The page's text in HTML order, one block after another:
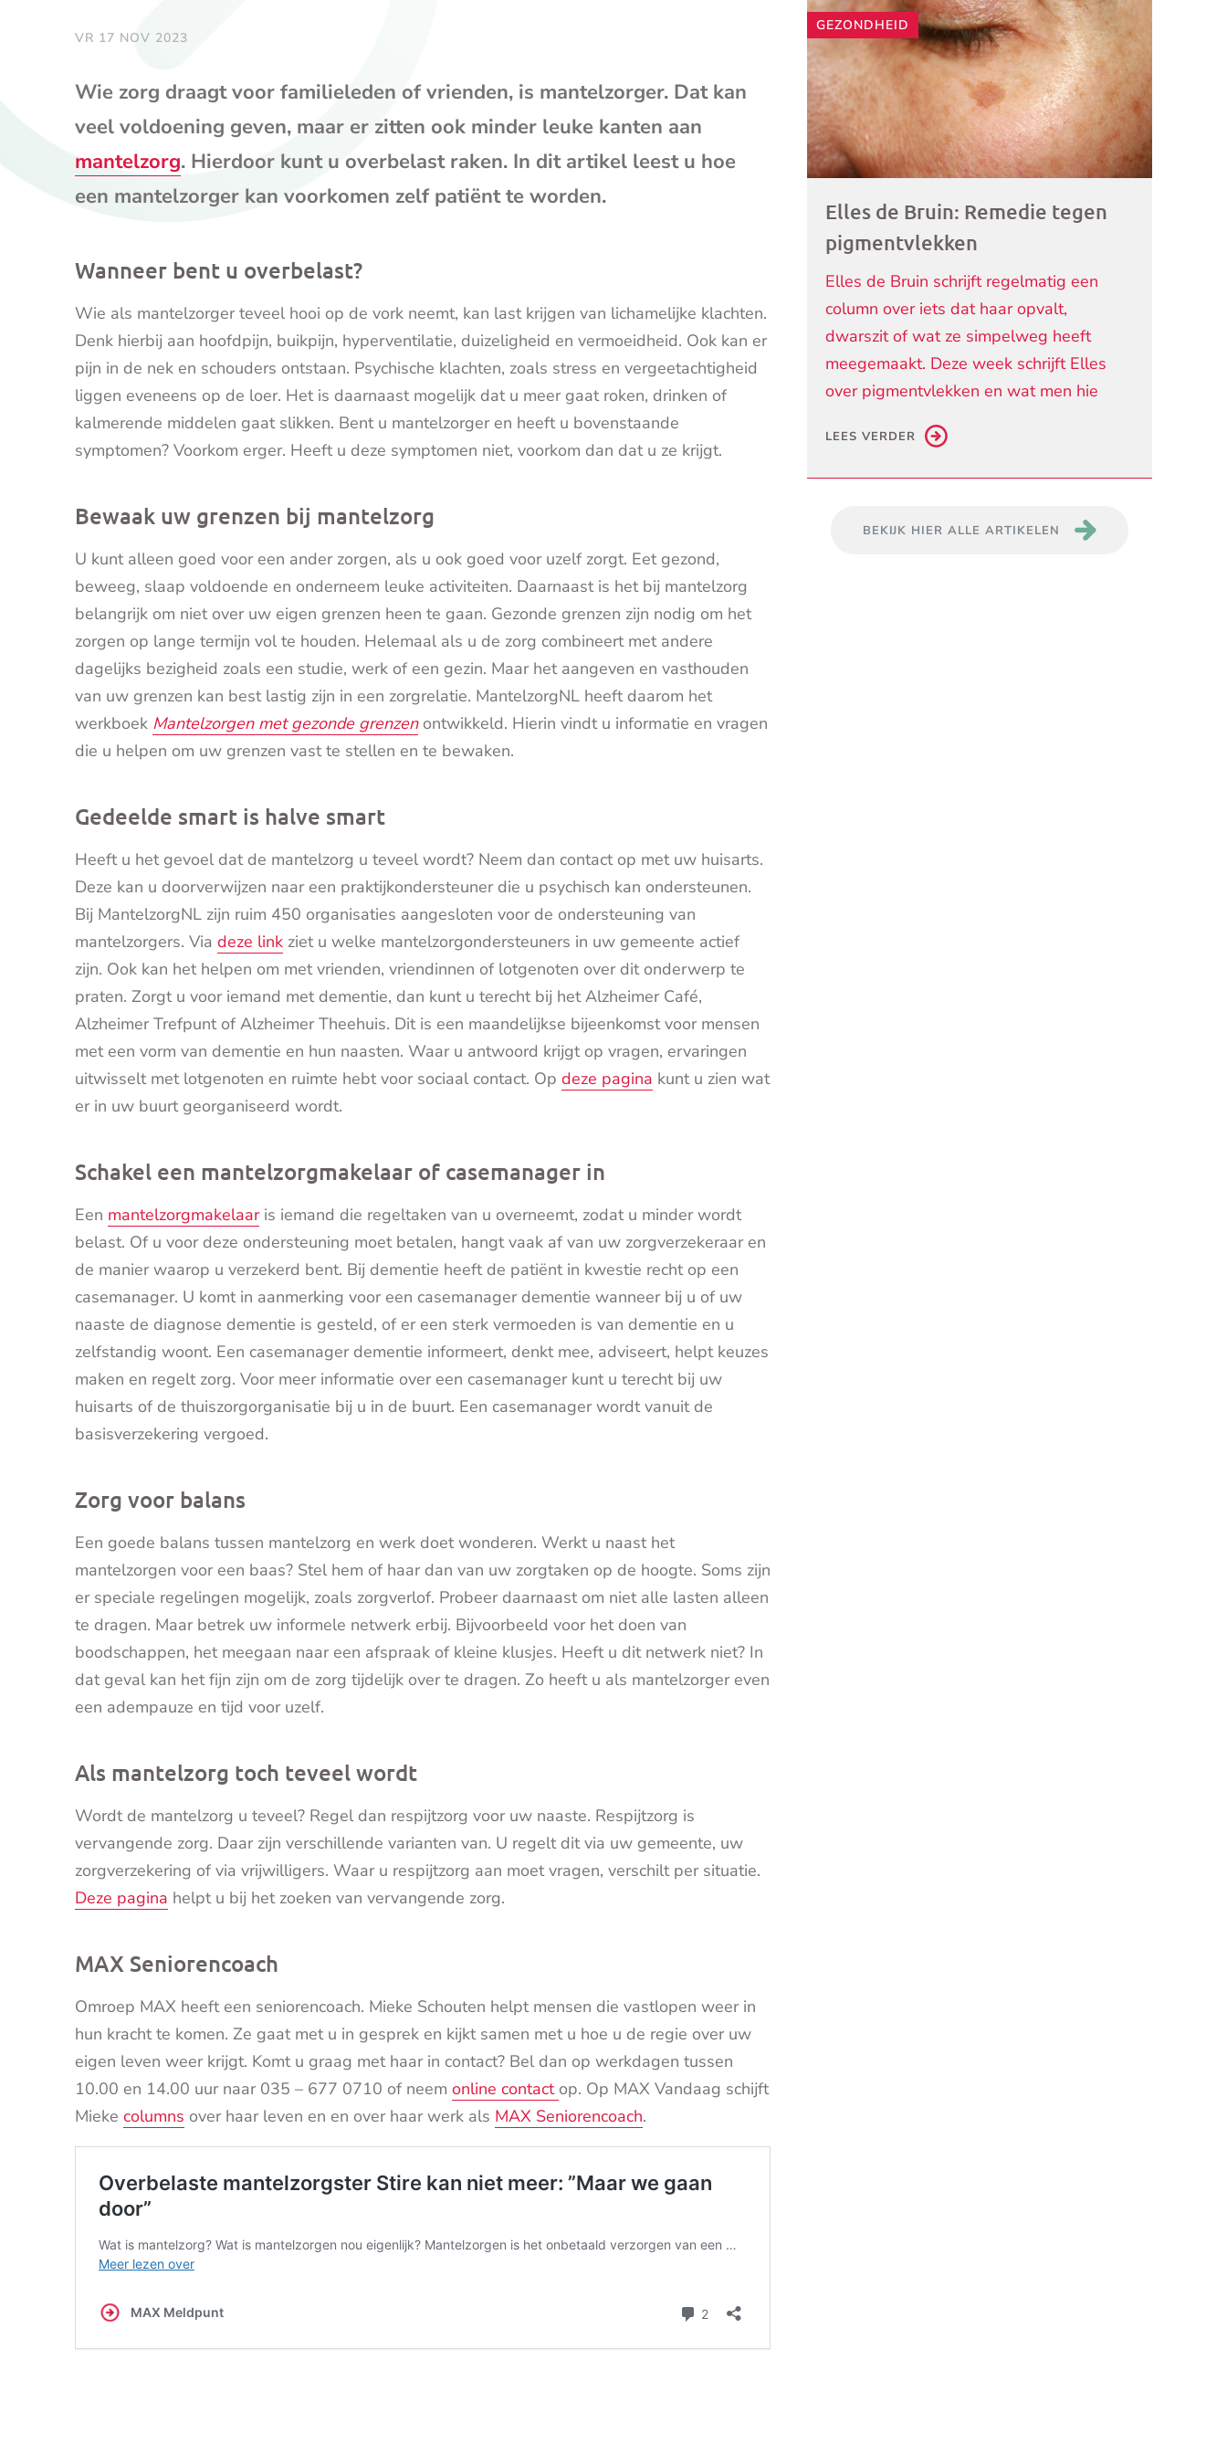
(opent
mailprogramma)
VR 17 NOV 2023
Wie zorg draagt voor familieleden of vrienden, is mantelzorger. Dat kan
veel voldoening geven, maar er zitten ook minder leuke kanten aan
mantelzorg. Hierdoor kunt u overbelast raken. In dit artikel leest u hoe
een mantelzorger kan voorkomen zelf patiënt te worden.
Wanneer bent u overbelast?
Wie als mantelzorger teveel hooi op de vork neemt, kan last krijgen van lichamelijke klachten.
Denk hierbij aan hoofdpijn, buikpijn, hyperventilatie, duizeligheid en vermoeidheid. Ook kan er
pijn in de nek en schouders ontstaan. Psychische klachten, zoals stress en vergeetachtigheid
liggen eveneens op de loer. Het is daarnaast mogelijk dat u meer gaat roken, drinken of
kalmerende middelen gaat slikken. Bent u mantelzorger en heeft u bovenstaande
symptomen? Voorkom erger. Heeft u deze symptomen niet, voorkom dan dat u ze krijgt.
Bewaak uw grenzen bij mantelzorg
U kunt alleen goed voor een ander zorgen, als u ook goed voor uzelf zorgt. Eet gezond,
beweeg, slaap voldoende en onderneem leuke activiteiten. Daarnaast is het bij mantelzorg
belangrijk om niet over uw eigen grenzen heen te gaan. Gezonde grenzen zijn nodig om het
zorgen op lange termijn vol te houden. Helemaal als u de zorg combineert met andere
dagelijks bezigheid zoals een studie, werk of een gezin. Maar het aangeven en vasthouden
van uw grenzen kan best lastig zijn in een zorgrelatie. MantelzorgNL heeft daarom het
werkboek Mantelzorgen met gezonde grenzenontwikkeld. Hierin vindt u informatie en vragen
die u helpen om uw grenzen vast te stellen en te bewaken.
Gedeelde smart is halve smart
Heeft u het gevoel dat de mantelzorg u teveel wordt? Neem dan contact op met uw huisarts.
Deze kan u doorverwijzen naar een praktijkondersteuner die u psychisch kan ondersteunen.
Bij MantelzorgNL zijn ruim 450 organisaties aangesloten voor de ondersteuning van
mantelzorgers. Via deze link ziet u welke mantelzorgondersteuners in uw gemeente actief
zijn. Ook kan het helpen om met vrienden, vriendinnen of lotgenoten over dit onderwerp te
praten. Zorgt u voor iemand met dementie, dan kunt u terecht bij het Alzheimer Café,
Alzheimer Trefpunt of Alzheimer Theehuis. Dit is een maandelijkse bijeenkomst voor mensen
met een vorm van dementie en hun naasten. Waar u antwoord krijgt op vragen, ervaringen
uitwisselt met lotgenoten en ruimte hebt voor sociaal contact. Op deze pagina kunt u zien wat
er in uw buurt georganiseerd wordt.
Schakel een mantelzorgmakelaar of casemanager in
Een mantelzorgmakelaaris iemand die regeltaken van u overneemt, zodat u minder wordt
belast. Of u voor deze ondersteuning moet betalen, hangt vaak af van uw zorgverzekeraar en
de manier waarop u verzekerd bent. Bij dementie heeft de patiënt in kwestie recht op een
casemanager. U komt in aanmerking voor een casemanager dementie wanneer bij u of uw
naaste de diagnose dementie is gesteld, of er een sterk vermoeden is van dementie en u
zelfstandig woont. Een casemanager dementie informeert, denkt mee, adviseert, helpt keuzes
maken en regelt zorg. Voor meer informatie over een casemanager kunt u terecht bij uw
huisarts of de thuiszorgorganisatie bij u in de buurt. Een casemanager wordt vanuit de
basisverzekering vergoed.
Zorg voor balans
Een goede balans tussen mantelzorg en werk doet wonderen. Werkt u naast het
mantelzorgen voor een baas? Stel hem of haar dan van uw zorgtaken op de hoogte. Soms zijn
er speciale regelingen mogelijk, zoals zorgverlof. Probeer daarnaast om niet alle lasten alleen
te dragen. Maar betrek uw informele netwerk erbij. Bijvoorbeeld voor het doen van
boodschappen, het meegaan naar een afspraak of kleine klusjes. Heeft u dit netwerk niet? In
dat geval kan het fijn zijn om de zorg tijdelijk over te dragen. Zo heeft u als mantelzorger even
een adempauze en tijd voor uzelf.
Als mantelzorg toch teveel wordt
Wordt de mantelzorg u teveel? Regel dan respijtzorg voor uw naaste. Respijtzorg is
vervangende zorg. Daar zijn verschillende varianten van. U regelt dit via uw gemeente, uw
zorgverzekering of via vrijwilligers. Waar u respijtzorg aan moet vragen, verschilt per situatie.
Deze pagina helpt u bij het zoeken van vervangende zorg.
MAX Seniorencoach
Omroep MAX heeft een seniorencoach. Mieke Schouten helpt mensen die vastlopen weer in
hun kracht te komen. Ze gaat met u in gesprek en kijkt samen met u hoe u de regie over uw
eigen leven weer krijgt. Komt u graag met haar in contact? Bel dan op werkdagen tussen
10.00 en 14.00 uur naar 035 – 677 0710 of neem online contact op. Op MAX Vandaag schijft
Mieke columns over haar leven en en over haar werk als MAX Seniorencoach.
GEZONDHEID
Elles de Bruin: Remedie tegen
pigmentvlekken
Elles de Bruin schrijft regelmatig een
column over iets dat haar opvalt,
dwarszit of wat ze simpelweg heeft
meegemaakt. Deze week schrijft Elles
over pigmentvlekken en wat men hie
LEES VERDER
BEKIJK HIER ALLE ARTIKELEN